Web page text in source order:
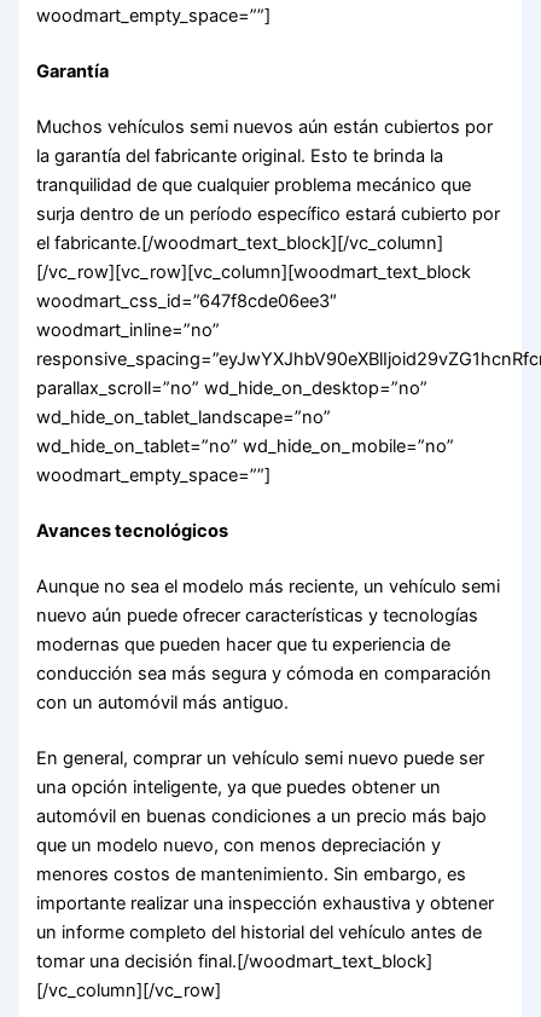
woodmart_empty_space=””]
Garantía
Muchos vehículos semi nuevos aún están cubiertos por
la garantía del fabricante original. Esto te brinda la
tranquilidad de que cualquier problema mecánico que
surja dentro de un período específico estará cubierto por
el fabricante.[/woodmart_text_block][/vc_column]
[/vc_row][vc_row][vc_column][woodmart_text_block
woodmart_css_id=”647f8cde06ee3″
woodmart_inline=”no”
parallax_scroll=”no” wd_hide_on_desktop=”no”
wd_hide_on_tablet_landscape=”no”
wd_hide_on_tablet=”no” wd_hide_on_mobile=”no”
woodmart_empty_space=””]
Avances tecnológicos
Aunque no sea el modelo más reciente, un vehículo semi
nuevo aún puede ofrecer características y tecnologías
modernas que pueden hacer que tu experiencia de
conducción sea más segura y cómoda en comparación
con un automóvil más antiguo.
En general, comprar un vehículo semi nuevo puede ser
una opción inteligente, ya que puedes obtener un
automóvil en buenas condiciones a un precio más bajo
que un modelo nuevo, con menos depreciación y
menores costos de mantenimiento. Sin embargo, es
importante realizar una inspección exhaustiva y obtener
un informe completo del historial del vehículo antes de
tomar una decisión final.[/woodmart_text_block]
[/vc_column][/vc_row]